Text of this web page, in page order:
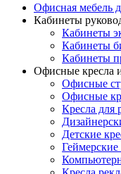
Офисная мебель
Кабинеты
Кабинеты
Кабинеты
Кабинеты
Офисные кресла
Офисные
Офисные
Кресла для
Детские
Геймерские